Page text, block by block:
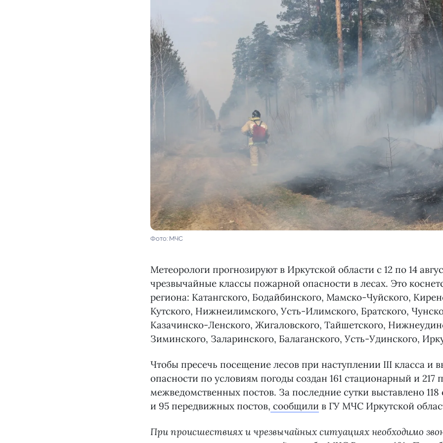
Фото: МЧС
Метеорологи прогнозируют в Иркутской области с 12 по 14
чрезвычайные классы пожарной опасности в лесах. Это
региона: Катангского, Бодайбинского, Мамско-Чуйского,
Кутского, Нижнеилимского, Усть-Илимского, Братского,
Казачинско-Ленского, Жигаловского, Тайшетского,
Зиминского, Заларинского, Балаганского, Усть-Удинского,
Чтобы пресечь посещение лесов при наступлении III класса и
опасности по условиям погоды создан 161 стационарный и 217
межведомственных постов. За последние сутки выставлено
и 95 передвижных постов, сообщили в ГУ МЧС Иркутской
При происшествиях и чрезвычайных ситуациях необходимо